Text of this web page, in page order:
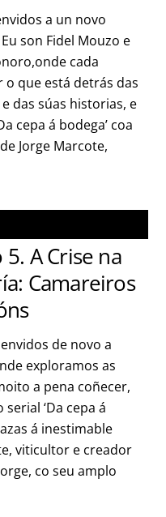
a un novo
son Fidel Mouzo e
cada
o que está detrás das
das súas historias, e
cepa á bodega’ coa
Jorge Marcote,
5. A Crise na
Camareiros
de novo a
exploramos as
a pena coñecer,
‘Da cepa á
á inestimable
viticultor e creador
co seu amplo